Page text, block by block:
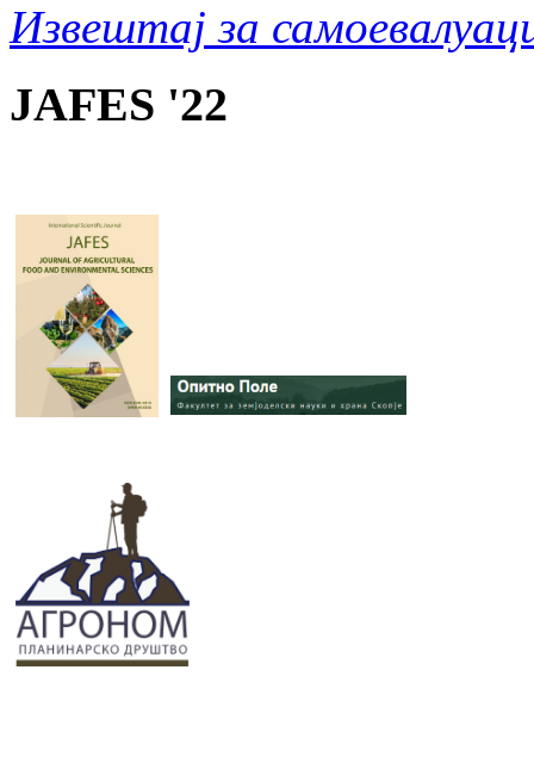
Извештај за
JAFES '22